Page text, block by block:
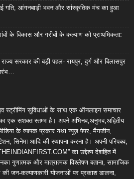
नई गति, आंगनबाड़ी भवन और सांस्कृतिक मंच का हुआ
के विकास और गरीबों के कल्याण को प्राथमिकता:
राज्य सरकार की बड़ी पहल- रायपुर, दुर्ग और बिलासपुर
स्ट्रीमिंग सुविधाओं के साथ एक ऑनलाइन समाचार
का एक सशक्त स्तम्भ है। अपने अभिनव,अनुभव,अद्वितीय
के व्यापक प्रकार यथा न्यूज़ पेपर, मैगजीन,
सिनेमा आदि की स्थापना करना है। अपनी परिपक्व,
का उद्देश्य देशहित में
गुणात्मक और मात्रात्मक विश्लेषण बताना, सामाजिक
जन-कल्याणकारी योजनाओं पर प्रकाश डालना,